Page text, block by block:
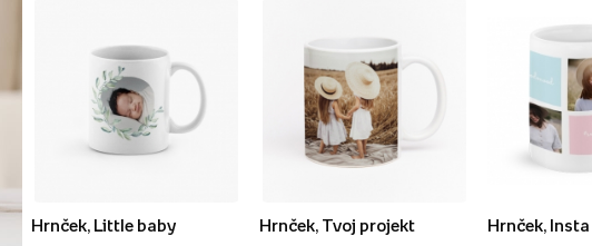
Hrnček, Little baby Hrnček, Tvoj projekt Hrnček,